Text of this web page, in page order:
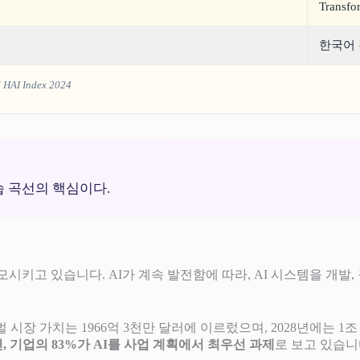
한국어
Index 2024
곡선의 핵심이다.
키고 있습니다. AI가 계속 발전함에 따라, AI 시스템을 개발
시장 가치는 1966억 3천만 달러에 이르렀으며, 2028년에는
기업의 83%가 AI를 사업 계획에서 최우선 과제 로 보고 있습